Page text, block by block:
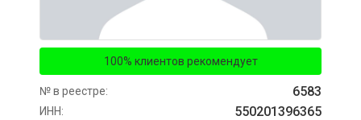
100% клиентов рекомендует
№ в реестре: 6583
ИНН: 550201396365